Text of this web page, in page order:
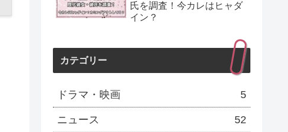
氏を調査！今カレはヒャダ
イン？
カテゴリー
ドラマ・映画 5
ニュース 52